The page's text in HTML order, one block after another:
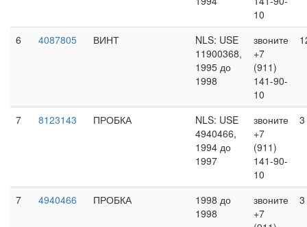
10
6 4087805 ВИНТ
NLS: USE
11900368,
1995 до
1998
звоните
+7
(911)
141-90-
10
7 8123143 ПРОБКА
NLS: USE
4940466,
1994 до
1997
звоните
+7
(911)
141-90-
10
3
7 4940466 ПРОБКА
1998 до
1998
звоните
+7
3